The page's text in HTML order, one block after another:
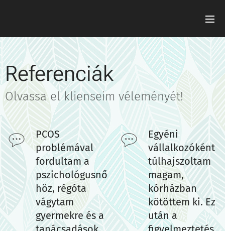
Referenciák
Olvassa el klienseim véleményét!
PCOS
problémával
fordultam a
pszichológusnő
höz, régóta
vágytam
gyermekre és a
Egyéni
vállalkozóként
túlhajszoltam
magam,
kórházban
kötöttem ki. Ez
után a